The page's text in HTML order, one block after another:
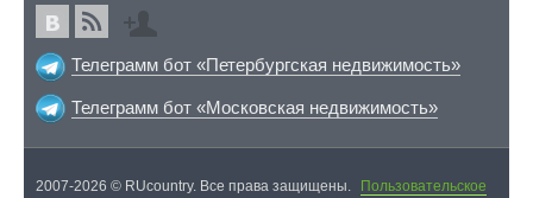
Телеграмм бот «Петербургская недвижимость»
Телеграмм бот «Московская недвижимость»
2007-2026 © RUcountry. Все права защищены. Пользовательское